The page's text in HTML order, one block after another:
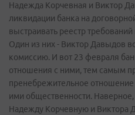
Надежда Корчевная и Виктор
ликвидации банка на
выстраивать реестр
Один из них - Виктор Давыдов
комиссию. И вот 23 февраля
отношения с ними, тем самым
пренебрежительное
ими общественности.
Надежду Корчевную и Виктора